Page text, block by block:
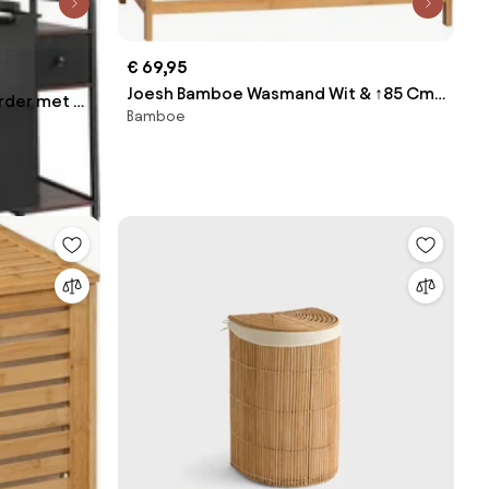
met 2
stof)
was
€ 69,95
Joesh Bamboe Wasmand Wit & ↑85 Cm -
Sklum
Bamboe